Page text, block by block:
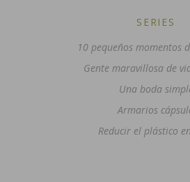
SERIES
10 pequeños momentos
Gente maravillosa de
Una boda
Armarios
Reducir el plástico